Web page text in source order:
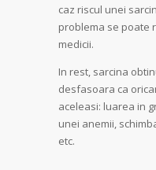
caz riscul unei
problema se poate
medicii.
In rest, sarcina
desfasoara ca
aceleasi: luarea in
unei anemii,
etc.